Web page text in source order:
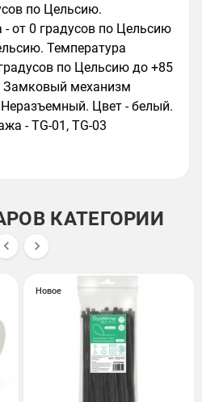
по Цельсию.
от 0 градусов по Цельсию
Температура
по Цельсию до +85
Замковый механизм
Цвет - белый.
- TG-01, TG-03
КАТЕГОРИИ
 
Новое